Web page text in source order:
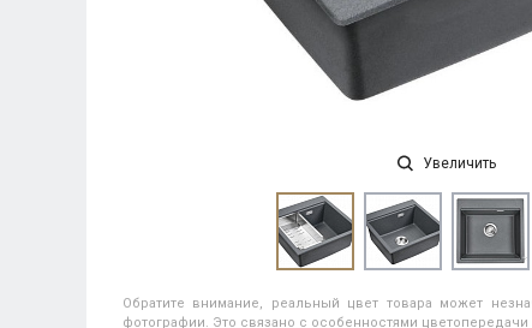
Увеличить
Обратите внимание, реальный цвет товара может
фотографии. Это связано с особенностями